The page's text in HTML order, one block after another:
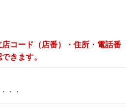
コード（店番）・住所・電話番
きます。
・・